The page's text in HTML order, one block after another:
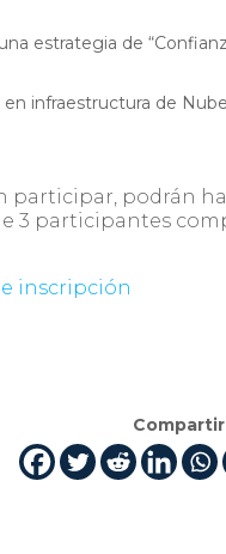
estrategia de
infraestructura de
participar, podrán
3 participantes
inscripción
Compartir